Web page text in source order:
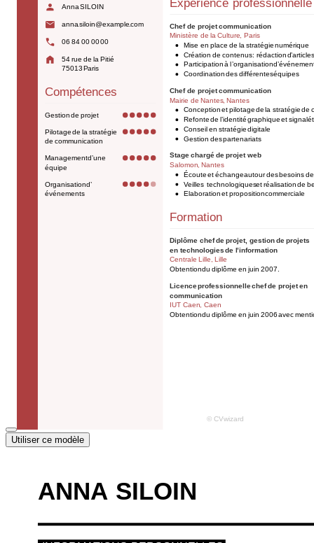
Utiliser ce modèle